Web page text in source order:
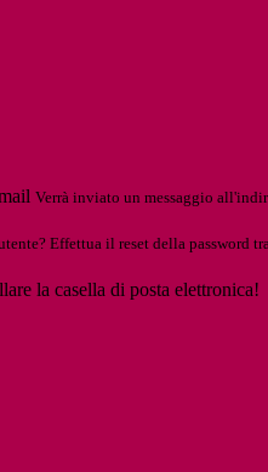
Verrà inviato un messaggio
Effettua il reset della password
la casella di posta elettronica!